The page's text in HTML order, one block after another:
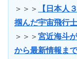
＞＞＞
【日本人
掴んだ宇宙飛行士
＞＞＞ 宮近海斗
から最新情報まで